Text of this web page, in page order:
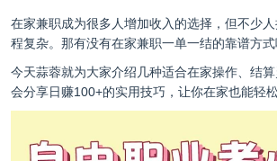
在家兼职成为很多人增加收入的选择，但不少
程复杂。那有没有在家兼职一单一结的靠谱方式
今天蒜蓉就为大家介绍几种适合在家操作、结
会分享日赚100+的实用技巧，让你在家也能轻松